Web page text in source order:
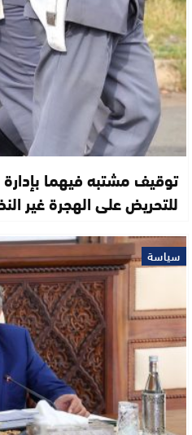
توقيف مشتبه فيهما
للتحريض على الهجرة غير
سياسة